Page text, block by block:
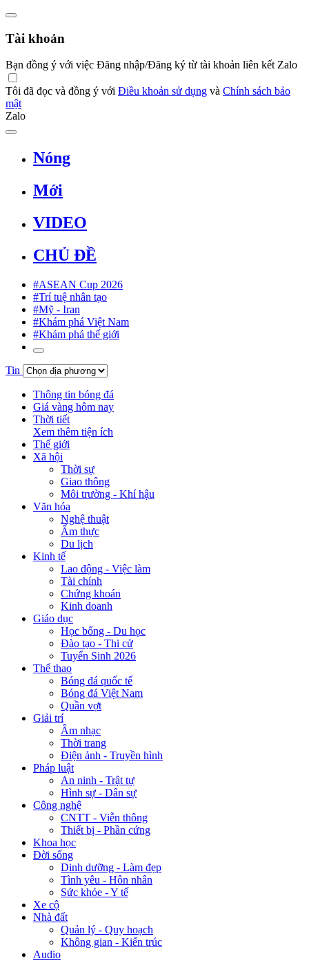
Tài khoản
Bạn đồng ý với việc Đăng nhập/Đăng ký từ tài khoản liên kết Zalo
Tôi đã đọc và đồng ý với Điều khoản sử dụng và Chính sách bảo
mật
Zalo
Nóng
Mới
VIDEO
CHỦ ĐỀ
#ASEAN Cup 2026
#Trí tuệ nhân tạo
#Mỹ - Iran
#Khám phá Việt Nam
#Khám phá thế giới
Tin
Thông tin bóng đá
Giá vàng hôm nay
Thời tiết
Xem thêm tiện ích
Thế giới
Xã hội
Thời sự
Giao thông
Môi trường - Khí hậu
Văn hóa
Nghệ thuật
Ẩm thực
Du lịch
Kinh tế
Lao động - Việc làm
Tài chính
Chứng khoán
Kinh doanh
Giáo dục
Học bổng - Du học
Đào tạo - Thi cử
Tuyển Sinh 2026
Thể thao
Bóng đá quốc tế
Bóng đá Việt Nam
Quần vợt
Giải trí
Âm nhạc
Thời trang
Điện ảnh - Truyền hình
Pháp luật
An ninh - Trật tự
Hình sự - Dân sự
Công nghệ
CNTT - Viễn thông
Thiết bị - Phần cứng
Khoa học
Đời sống
Dinh dưỡng - Làm đẹp
Tình yêu - Hôn nhân
Sức khỏe - Y tế
Xe cộ
Nhà đất
Quản lý - Quy hoạch
Không gian - Kiến trúc
Audio